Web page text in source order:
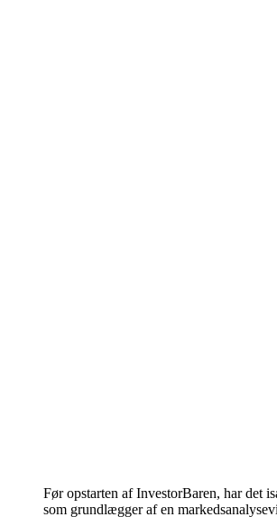
Før opstarten af InvestorBaren, har det
som grundlægger af en